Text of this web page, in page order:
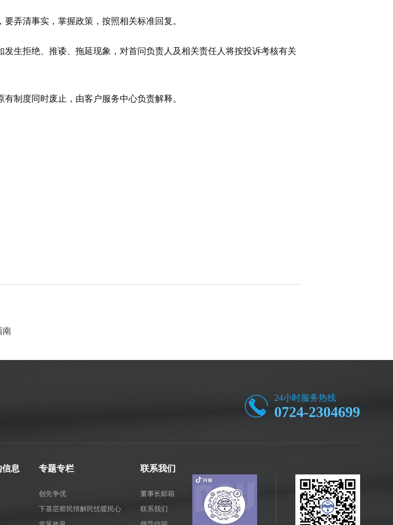
弄清事实，掌握政策，按照相关标准回复。
生拒绝、推诿、拖延现象，对首问负责人及相关责任人将按投诉考核有关
制度同时废止，由客户服务中心负责解释。
南
24小时服务热线
0724-2304699
息 专题专栏
创先争优
下基层察民情解民忧暖民心
联系我们
董事长邮箱
联系我们